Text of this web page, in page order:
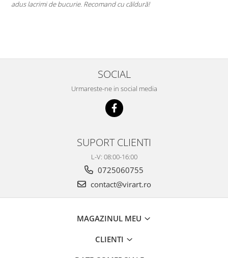
adus lacrimi de bucurie. Recomand cu căldură!
SOCIAL
Urmareste-ne in social media
SUPORT CLIENTI
L-V: 08:00-16:00
0725060755
contact@virart.ro
MAGAZINUL MEU
CLIENTI